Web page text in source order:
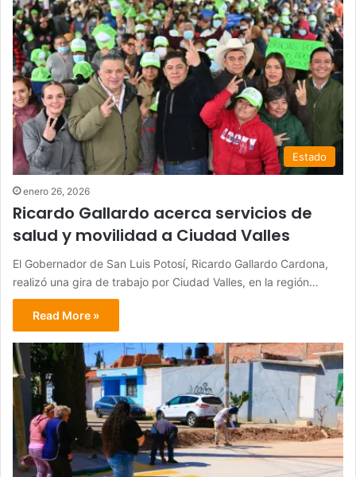
Estado
enero 26, 2026
Ricardo Gallardo acerca servicios de
salud y movilidad a Ciudad Valles
El Gobernador de San Luis Potosí, Ricardo Gallardo Cardona,
realizó una gira de trabajo por Ciudad Valles, en la región…
Read More »